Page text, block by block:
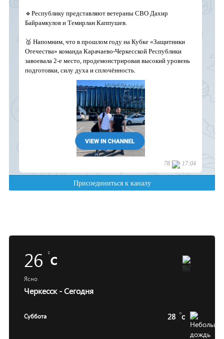
26 c
Ясно
Черкесск - Сегодня
Суббота 28 c